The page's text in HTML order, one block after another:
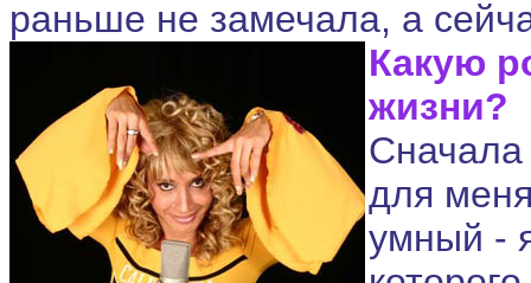
раньше не замечала, а
Какую
жизни?
для
умный -